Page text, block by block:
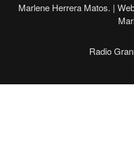
Marlene Herrera Matos. |
Radio